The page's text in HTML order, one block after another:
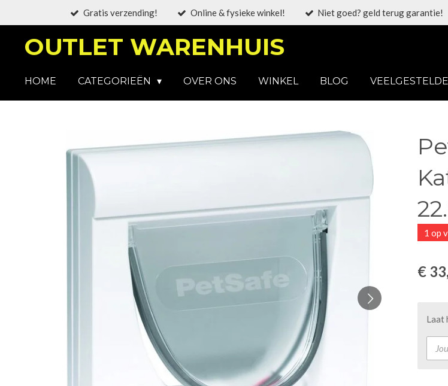
hoofdinhoud
Gratis verzending! Online & fysieke winkel! Niet goed? geld terug garantie!
OUTLET WARENHUIS
HOME CATEGORIEËN OVER ONS WINKEL BLOG
1 op
€
Laat